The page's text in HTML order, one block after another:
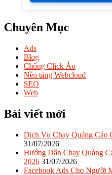
Chuyên Mục
Ads
Blog
Chống Click Ảo
Nền tảng Webcloud
SEO
Web
Bài viết mới
Dịch Vụ Chạy Quảng Cáo
31/07/2026
Hướng Dẫn Chạy Quảng
2026 31/07/2026
Facebook Ads Cho Người